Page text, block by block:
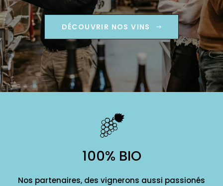
DÉCOUVRIR NOS VINS
100% BIO
Nos partenaires, des vignerons aussi passionés